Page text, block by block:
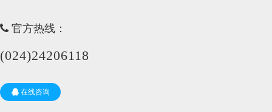
官方热线：
(024)24206118
在线咨询